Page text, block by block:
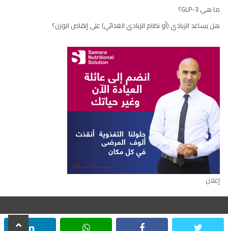
twitter
whatsapp
ما هي GLP-3؟
هل يساعد الزبادي (أو نظام الزبادي الغذائي) على إنقاص الوزن؟
إعلان
جميع الحقوق محفوظة © ٢٠٢٢
scroll